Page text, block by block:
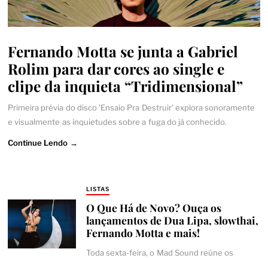
Fernando Motta se junta a Gabriel
Rolim para dar cores ao single e
clipe da inquieta “Tridimensional”
Primeira prévia do disco 'Ensaio Pra Destruir' explora sonoramente
e visualmente as inquietudes sobre a fuga do já conhecido.
Continue Lendo →
LISTAS
O Que Há de Novo? Ouça os
lançamentos de Dua Lipa, slowthai,
Fernando Motta e mais!
Toda sexta-feira, o Mad Sound reúne os